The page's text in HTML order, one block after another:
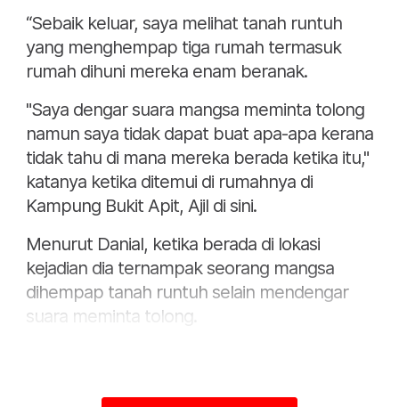
“Sebaik keluar, saya melihat tanah runtuh
yang menghempap tiga rumah termasuk
rumah dihuni mereka enam beranak.
"Saya dengar suara mangsa meminta tolong
namun saya tidak dapat buat apa-apa kerana
tidak tahu di mana mereka berada ketika itu,"
katanya ketika ditemui di rumahnya di
Kampung Bukit Apit, Ajil di sini.
Menurut Danial, ketika berada di lokasi
kejadian dia ternampak seorang mangsa
dihempap tanah runtuh selain mendengar
suara meminta tolong.